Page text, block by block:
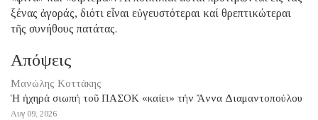
ξένας ἀγοράς, διότι εἶναι εὐγευστότεραι καί θρεπτικώτεραι
τῆς συνήθους πατάτας.
Απόψεις
Μανώλης Κοττάκης
Ἡ ἠχηρά σιωπή τοῦ ΠΑΣΟΚ «καίει» τήν Ἄννα Διαμαντοπούλου
Αυγ 09, 2026